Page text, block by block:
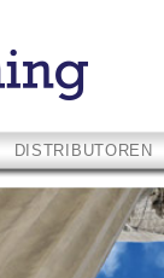
DISTRIBUTOREN